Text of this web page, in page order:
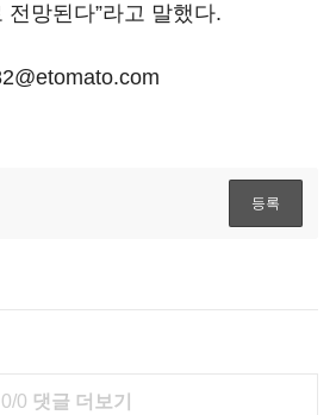
망된다”라고 말했다.
0/0 댓글 더보기